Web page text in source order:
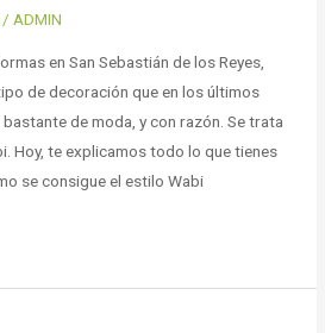
/ADMIN
en San Sebastián de los Reyes,
de decoración que en los últimos
de moda, y con razón. Se trata
Hoy, te explicamos todo lo que tienes
se consigue el estilo Wabi